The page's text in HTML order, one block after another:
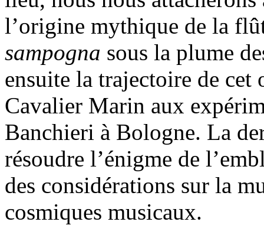
l’origine mythique de la
sampogna sous la plume
ensuite la trajectoire de
Cavalier Marin aux
Banchieri à Bologne. La
résoudre l’énigme de
des considérations sur la
cosmiques musicaux.